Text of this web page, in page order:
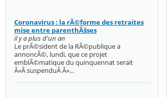
Coronavirus : la rÃ©forme des retraites
mise entre parenthÃšses
il y a plus d'un an
Le prÃ©sident de la RÃ©publique a
annoncÃ©, lundi, que ce projet
emblÃ©matique du quinquennat serait
Â«Â suspenduÂ Â»...